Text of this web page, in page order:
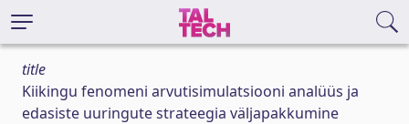
title
Kiikingu fenomeni arvutisimulatsiooni analüüs ja
edasiste uuringute strateegia väljapakkumine